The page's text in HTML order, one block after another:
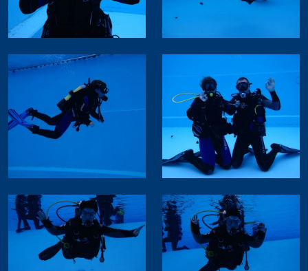
2017 Ferienspass Hettlingen ll
2017 Schnuppertauchen Hettlingen l
2017 Seepolizei Thurgau
2017 Schnuppertauchen Ramsen
2017 Schnuppertauchen Berlingen
2016 Sea King Marco, Ägypten
2016 Besuch Rega